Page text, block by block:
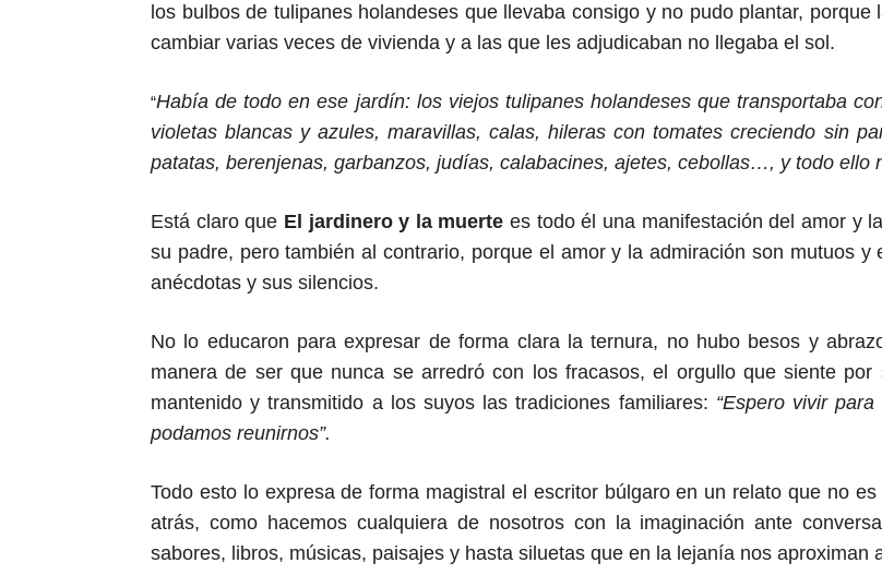
los bulbos de tulipanes holandeses que llevaba consigo y no pudo plantar,
cambiar varias veces de vivienda y a las que les adjudicaban no llegaba el sol.
“Había de todo en ese jardín: los viejos tulipanes holandeses que transportaba
violetas blancas y azules, maravillas, calas, hileras con tomates creciendo sin
patatas, berenjenas, garbanzos, judías, calabacines, ajetes, cebollas…, y todo ello
Está claro que El jardinero y la muerte es todo él una manifestación del amor y
su padre, pero también al contrario, porque el amor y la admiración son mutuos
anécdotas y sus silencios.
No lo educaron para expresar de forma clara la ternura, no hubo besos y
manera de ser que nunca se arredró con los fracasos, el orgullo que siente
mantenido y transmitido a los suyos las tradiciones familiares: “Espero vivir
podamos reunirnos”.
Todo esto lo expresade forma magistral el escritor búlgaroen un relato que no es
atrás, como hacemos cualquiera de nosotros con la imaginación ante
sabores, libros, músicas, paisajes y hasta siluetas que en la lejanía nos aproximan